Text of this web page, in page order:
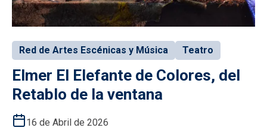
Red de Artes Escénicas y Música Teatro
Elmer El Elefante de Colores, del
Retablo de la ventana
16 de Abril de 2026